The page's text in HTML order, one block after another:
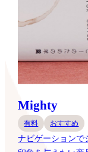
Mighty
有料 おすすめ
ナビゲーションで